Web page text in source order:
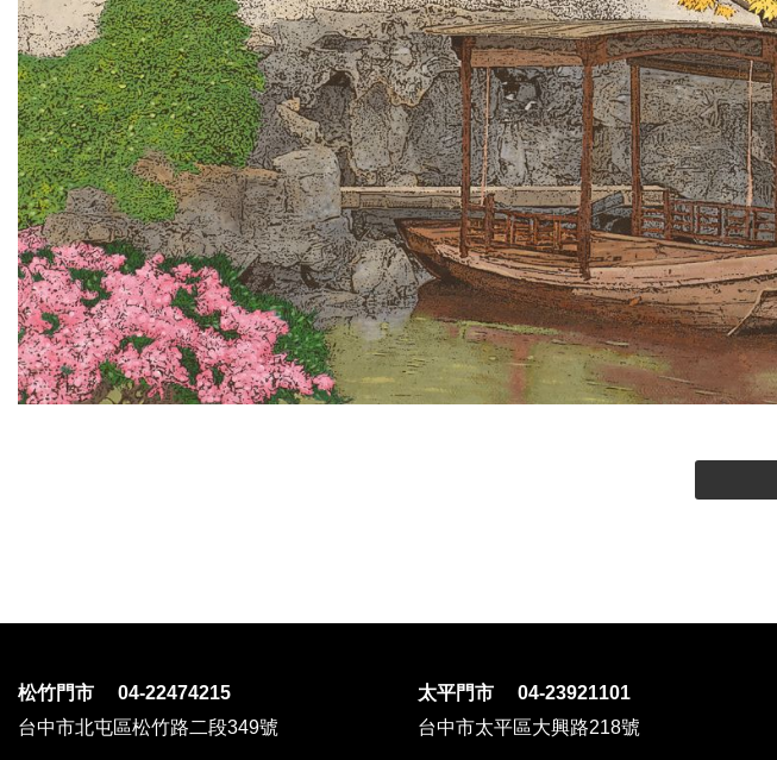
松竹門市 04-22474215
台中市北屯區松竹路二段349號
太平門市 04-23921101
台中市太平區大興路218號